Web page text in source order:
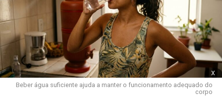
x
Beber água suficiente ajuda a manter o funcionamento adequado do
corpo